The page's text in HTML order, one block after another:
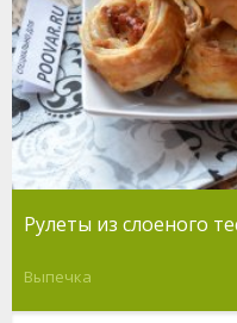
Рулеты из слоеного
Выпечка